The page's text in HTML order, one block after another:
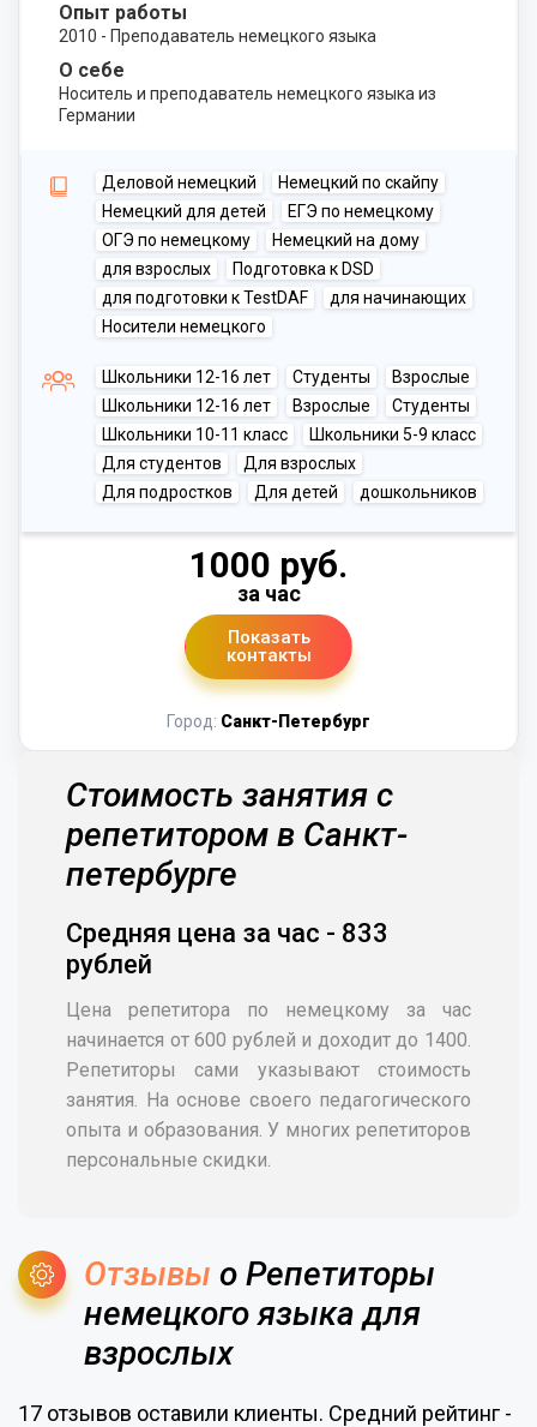
Опыт работы
2010 - Преподаватель немецкого языка
О себе
Носитель и преподаватель немецкого языка из
Германии
Деловой немецкий
Немецкий по скайпу
Немецкий для детей
ЕГЭ по немецкому
ОГЭ по немецкому
Немецкий на дому
для взрослых
Подготовка к DSD
для подготовки к TestDAF
для начинающих
Носители немецкого
Школьники 12-16 лет Студенты
Взрослые
Школьники 12-16 лет
Взрослые
Студенты
Школьники 10-11 класс
Школьники 5-9 класс
Для студентов
Для взрослых
Для подростков
Для детей дошкольников
Город: Санкт-Петербург
1000 руб.
за час
Показать
контакты
Стоимость занятия с
репетитором в Санкт-
петербурге
Средняя цена за час - 833
рублей
Цена репетитора по немецкому за час
начинается от 600 рублей и доходит до 1400.
Репетиторы сами указывают стоимость
занятия. На основе своего педагогического
опыта и образования. У многих репетиторов
персональные скидки.
Отзывы о Репетиторы
немецкого языка для
взрослых
17 отзывов оставили клиенты. Средний рейтинг -